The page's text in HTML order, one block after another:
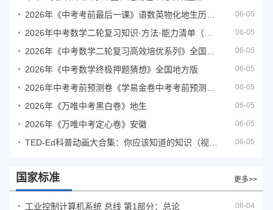
06-05
06-05
06-05
2026年《中考数学终极押题猜想》全国地方版 06-05
06-05
2026年《万唯中考黑白卷》地生 06-05
2026年《万唯中考定心卷》安徽 06-05
06-05
国家标准 更多>>
工业控制计算机系统 总线 第1部分：总论 08-04